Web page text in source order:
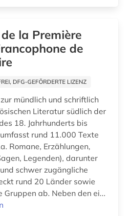
kulturgeschichte (1)
kulturwissenschaften (29)
la Première
de
DFG-GEFÖRDERTE LIZENZ
mündlich und schriftlich
Literatur südlich der
18. Jahrhunderts bis
rund 11.000 Texte
Romane, Erzählungen,
Legenden), darunter
schwer zugängliche
rund 20 Länder sowie
Gruppen ab. Neben den ei...